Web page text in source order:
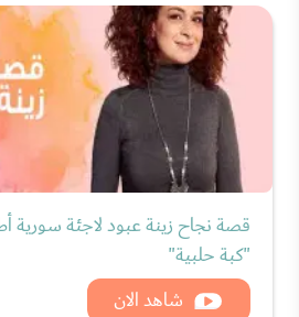
قصة نجاح زينة عبود لاجئة سورية
"كبة حلبية"
شاهد الان